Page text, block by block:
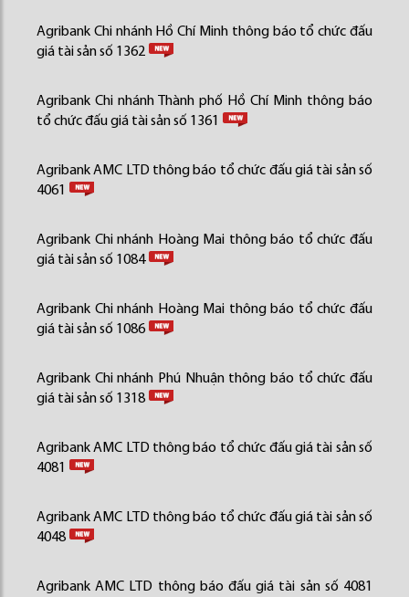
Agribank Chi nhánh Hồ Chí Minh thông báo tổ chức đấu
giá tài sản số 1362
Agribank Chi nhánh Thành phố Hồ Chí Minh thông báo
tổ chức đấu giá tài sản số 1361
Agribank AMC LTD thông báo tổ chức đấu giá tài sản số
4061
Agribank Chi nhánh Hoàng Mai thông báo tổ chức đấu
giá tài sản số 1084
Agribank Chi nhánh Hoàng Mai thông báo tổ chức đấu
giá tài sản số 1086
Agribank Chi nhánh Phú Nhuận thông báo tổ chức đấu
giá tài sản số 1318
Agribank AMC LTD thông báo tổ chức đấu giá tài sản số
4081
Agribank AMC LTD thông báo tổ chức đấu giá tài sản số
4048
Agribank AMC LTD thông báo đấu giá tài sản số 4081